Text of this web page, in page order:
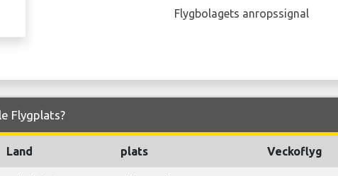
Flygbolagets anropssignal
Flygplats?
Land plats Veckoflyg